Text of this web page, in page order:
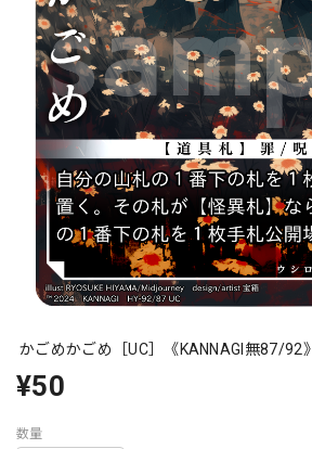
かごめかごめ［UC］《KANNAGI無87/92》
¥50
数量